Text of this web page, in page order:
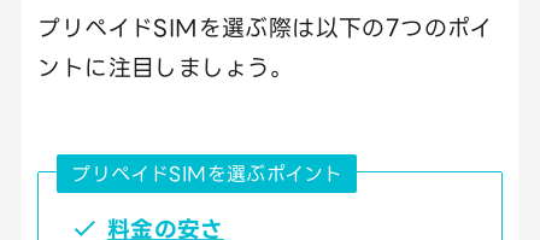
プリペイドSIMを選ぶ際は以下の7つのポイ
ントに注目しましょう。
プリペイドSIMを選ぶポイント
料金の安さ